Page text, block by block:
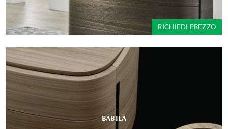
RICHIEDI PREZZO
BABILA